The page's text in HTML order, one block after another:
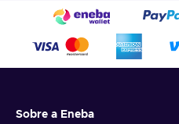
Sobre a Eneba